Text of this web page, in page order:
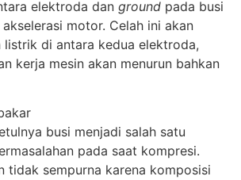
elektroda dan ground pada busi
motor. Celah ini akan
listrik di antara kedua elektroda,
kerja mesin akan menurun bahkan
busi menjadi salah satu
pada saat kompresi.
tidak sempurna karena komposisi